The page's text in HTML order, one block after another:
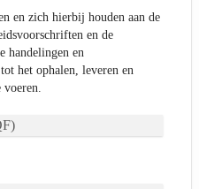
en zich hierbij houden aan de
en de
handelingen en
het ophalen, leveren en